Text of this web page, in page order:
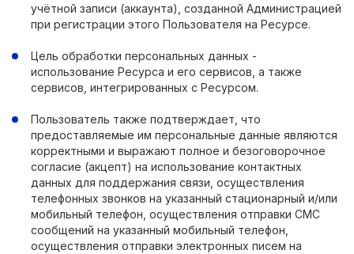
учётной записи (аккаунта), созданной Администрацией
при регистрации этого Пользователя на Ресурсе.
Цель обработки персональных данных -
использование Ресурса и его сервисов, а также
сервисов, интегрированных с Ресурсом.
Пользователь также подтверждает, что
предоставляемые им персональные данные являются
корректными и выражают полное и безоговорочное
согласие (акцепт) на использование контактных
данных для поддержания связи, осуществления
телефонных звонков на указанный стационарный и/или
мобильный телефон, осуществления отправки СМС
сообщений на указанный мобильный телефон,
осуществления отправки электронных писем на